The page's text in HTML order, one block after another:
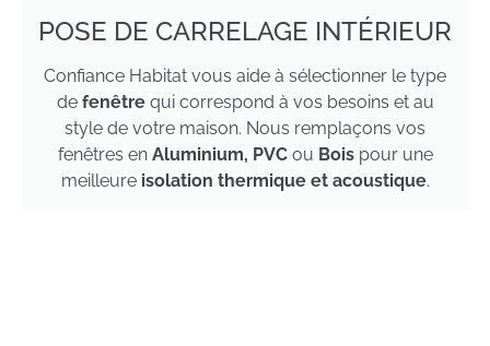
POSE DE CARRELAGE INTÉRIEUR
Confiance Habitat vous aide à sélectionner le type
de fenêtrequi correspond à vos besoins et au
style de votre maison. Nous remplaçons vos
fenêtres en Aluminium, PVC ou Boispour une
meilleure isolation thermique et acoustique.